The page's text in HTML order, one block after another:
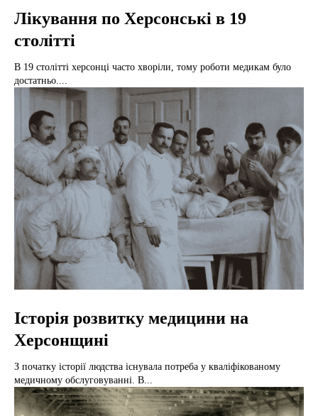
Лікування по Херсонські в 19
столітті
В 19 столітті херсонці часто хворіли, тому роботи медикам було
достатньо....
Історія розвитку медицини на
Херсонщині
З початку історії людства існувала потреба у кваліфікованому
медичному обслуговуванні. В...